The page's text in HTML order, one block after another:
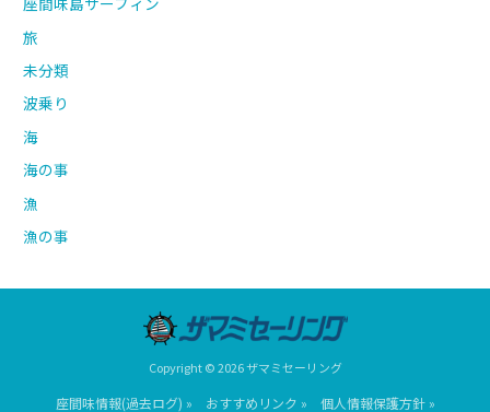
旅
未分類
波乗り
海
海の事
漁
漁の事
Copyright © 2026 ザマミセーリング
座間味情報(過去ログ) » おすすめリンク » 個人情報保護方針 »